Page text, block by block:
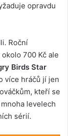
opravdu
Roční
700 Kč ale
Birds Star
více hráčů jí jen
kteří se
levelech
sérií.